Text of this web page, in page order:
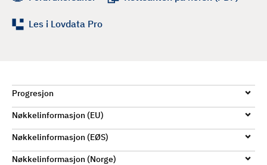
Les i Lovdata Pro
Progresjon
Nøkkelinformasjon (EU)
Nøkkelinformasjon (EØS)
Nøkkelinformasjon (Norge)